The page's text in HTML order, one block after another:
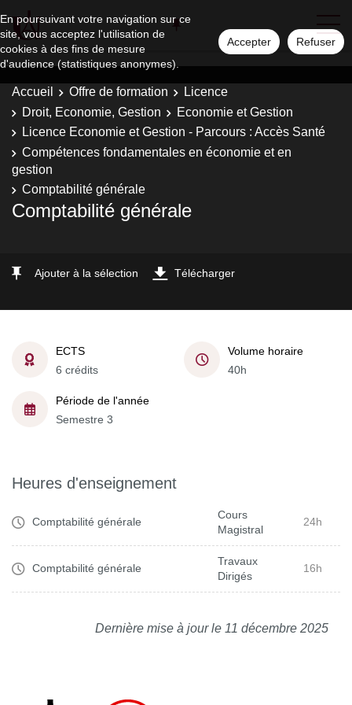
En poursuivant votre navigation sur ce
site, vous acceptez l'utilisation de
cookies à des fins de mesure
d'audience (statistiques anonymes).
Accepter Refuser
Accueil Offre de formation
Licence
Droit, Economie, Gestion
Economie et Gestion
Licence Economie et Gestion - Parcours : Accès Santé
Compétences fondamentales en économie et en
gestion
Comptabilité générale
Comptabilité générale
Ajouter à la sélection Télécharger
ECTS
6 crédits
Volume horaire
40h
Période de l'année
Semestre 3
Heures d'enseignement
Comptabilité générale
Cours
Magistral
24h
Comptabilité générale
Travaux
Dirigés
16h
Dernière mise à jour le 11 décembre 2025